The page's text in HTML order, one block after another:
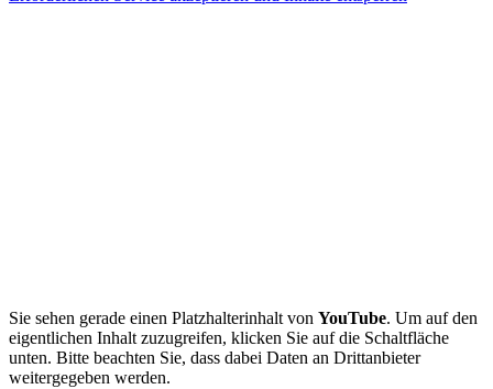
Sie sehen gerade einen Platzhalterinhalt von YouTube. Um auf den
eigentlichen Inhalt zuzugreifen, klicken Sie auf die Schaltfläche
unten. Bitte beachten Sie, dass dabei Daten an Drittanbieter
weitergegeben werden.